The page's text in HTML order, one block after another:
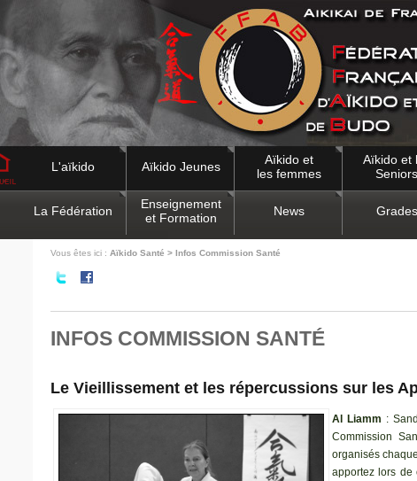
L'aïkido Aïkido Jeunes
Aïkido et
les femmes
Aïkido et
Seniors
La Fédération
Enseignement
et Formation
News Grades
Vous êtes ici : Aïkido Santé > Infos Commission Santé
INFOS COMMISSION SANTÉ
Le Vieillissement et les répercussions sur les
Al Liamm :
Commission
organisés
apportez lors de